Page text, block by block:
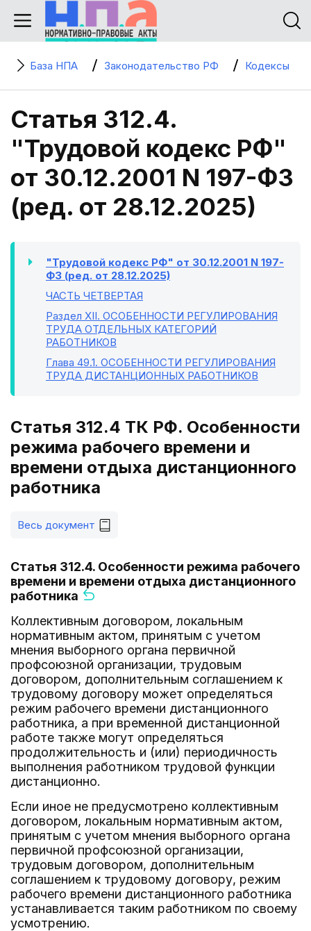
База НПА Законодательство РФ Кодексы
Статья 312.4.
"Трудовой кодекс РФ"
от 30.12.2001 N 197-ФЗ
(ред. от 28.12.2025)
"Трудовой кодекс РФ" от 30.12.2001 N 197-
ФЗ (ред. от 28.12.2025)
ЧАСТЬ ЧЕТВЕРТАЯ
Раздел XII. ОСОБЕННОСТИ РЕГУЛИРОВАНИЯ
ТРУДА ОТДЕЛЬНЫХ КАТЕГОРИЙ
РАБОТНИКОВ
Глава 49.1. ОСОБЕННОСТИ РЕГУЛИРОВАНИЯ
ТРУДА ДИСТАНЦИОННЫХ РАБОТНИКОВ
Статья 312.4 ТК РФ. Особенности
режима рабочего времени и
времени отдыха дистанционного
работника
Весь документ
Статья 312.4. Особенности режима рабочего
времени и времени отдыха дистанционного
работника
Коллективным договором, локальным
нормативным актом, принятым с учетом
мнения выборного органа первичной
профсоюзной организации, трудовым
договором, дополнительным соглашением к
трудовому договору может определяться
режим рабочего времени дистанционного
работника, а при временной дистанционной
работе также могут определяться
продолжительность и (или) периодичность
выполнения работником трудовой функции
дистанционно.
Если иное не предусмотрено коллективным
договором, локальным нормативным актом,
принятым с учетом мнения выборного органа
первичной профсоюзной организации,
трудовым договором, дополнительным
соглашением к трудовому договору, режим
рабочего времени дистанционного работника
устанавливается таким работником по своему
усмотрению.